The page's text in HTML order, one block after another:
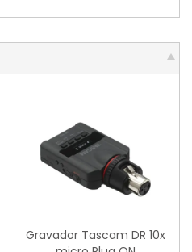
Gravador Tascam DR 10x